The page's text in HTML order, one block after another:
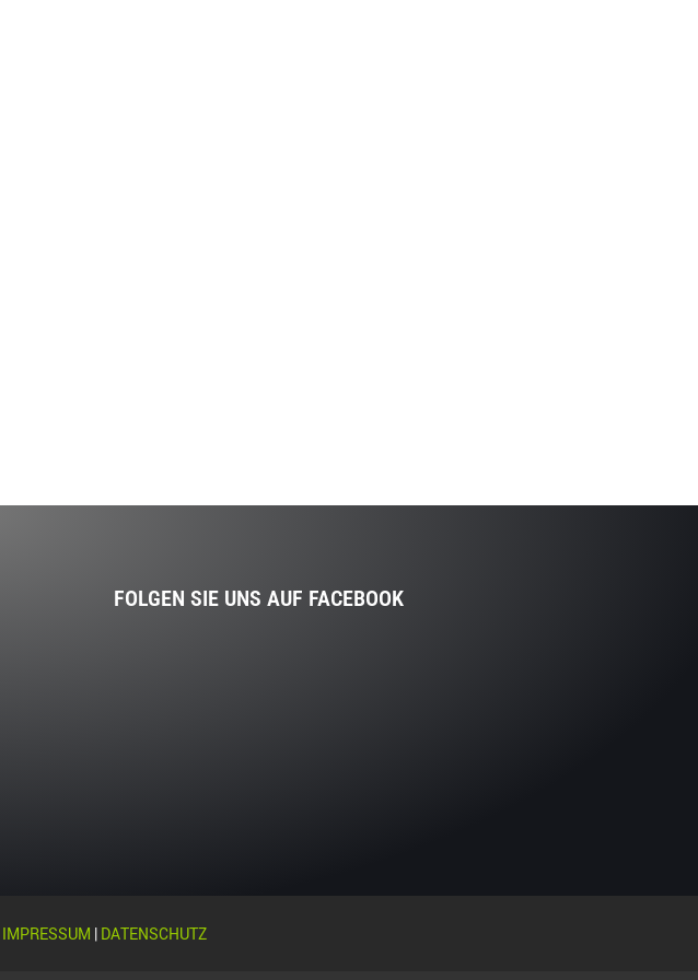
FOLGEN SIE UNS AUF FACEBOOK
IMPRESSUM | DATENSCHUTZ